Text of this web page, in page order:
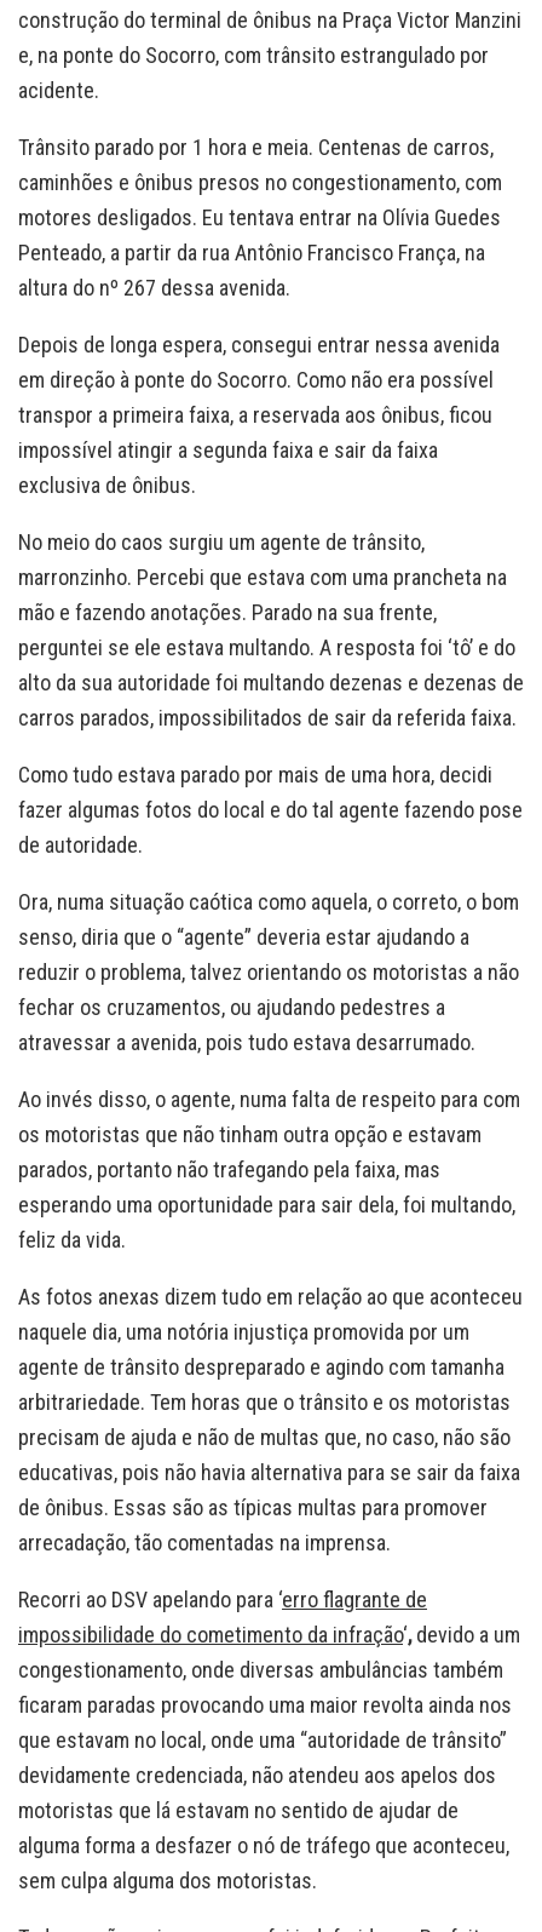
construção do terminal de ônibus na Praça Victor Manzini
e, na ponte do Socorro, com trânsito estrangulado por
acidente.
Trânsito parado por 1 hora e meia. Centenas de carros,
caminhões e ônibus presos no congestionamento, com
motores desligados. Eu tentava entrar na Olívia Guedes
Penteado, a partir da rua Antônio Francisco França, na
altura do nº 267 dessa avenida.
Depois de longa espera, consegui entrar nessa avenida
em direção à ponte do Socorro. Como não era possível
transpor a primeira faixa, a reservada aos ônibus, ficou
impossível atingir a segunda faixa e sair da faixa
exclusiva de ônibus.
No meio do caos surgiu um agente de trânsito,
marronzinho. Percebi que estava com uma prancheta na
mão e fazendo anotações. Parado na sua frente,
perguntei se ele estava multando. A resposta foi ‘tô’ e do
alto da sua autoridade foi multando dezenas e dezenas de
carros parados, impossibilitados de sair da referida faixa.
Como tudo estava parado por mais de uma hora, decidi
fazer algumas fotos do local e do tal agente fazendo pose
de autoridade.
Ora, numa situação caótica como aquela, o correto, o bom
senso, diria que o “agente” deveria estar ajudando a
reduzir o problema, talvez orientando os motoristas a não
fechar os cruzamentos, ou ajudando pedestres a
atravessar a avenida, pois tudo estava desarrumado.
Ao invés disso, o agente, numa falta de respeito para com
os motoristas que não tinham outra opção e estavam
parados, portanto não trafegando pela faixa, mas
esperando uma oportunidade para sair dela, foi multando,
feliz da vida.
As fotos anexas dizem tudo em relação ao que aconteceu
naquele dia, uma notória injustiça promovida por um
agente de trânsito despreparado e agindo com tamanha
arbitrariedade. Tem horas que o trânsito e os motoristas
precisam de ajuda e não de multas que, no caso, não são
educativas, pois não havia alternativa para se sair da faixa
de ônibus. Essas são as típicas multas para promover
arrecadação, tão comentadas na imprensa.
Recorri ao DSV apelando para ‘erro flagrante de
impossibilidade do cometimento da infração‘,devido a um
congestionamento, onde diversas ambulâncias também
ficaram paradas provocando uma maior revolta ainda nos
que estavam no local, onde uma “autoridade de trânsito”
devidamente credenciada, não atendeu aos apelos dos
motoristas que lá estavam no sentido de ajudar de
alguma forma a desfazer o nó de tráfego que aconteceu,
sem culpa alguma dos motoristas.